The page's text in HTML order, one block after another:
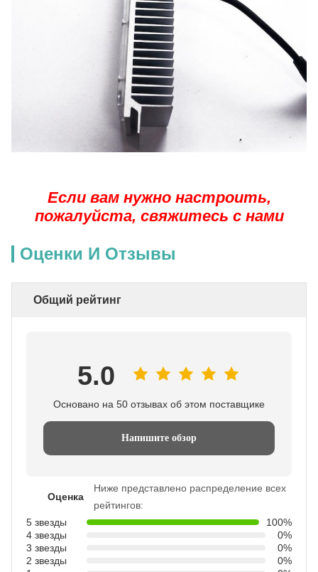
Если вам нужно настроить,
пожалуйста, свяжитесь с нами
Оценки И Отзывы
Общий рейтинг
5.0
Основано на 50 отзывах об этом поставщике
Напишите обзор
Оценка
Ниже представлено распределение всех
рейтингов:
5 звезды
100%
4 звезды
0%
3 звезды
0%
2 звезды
0%